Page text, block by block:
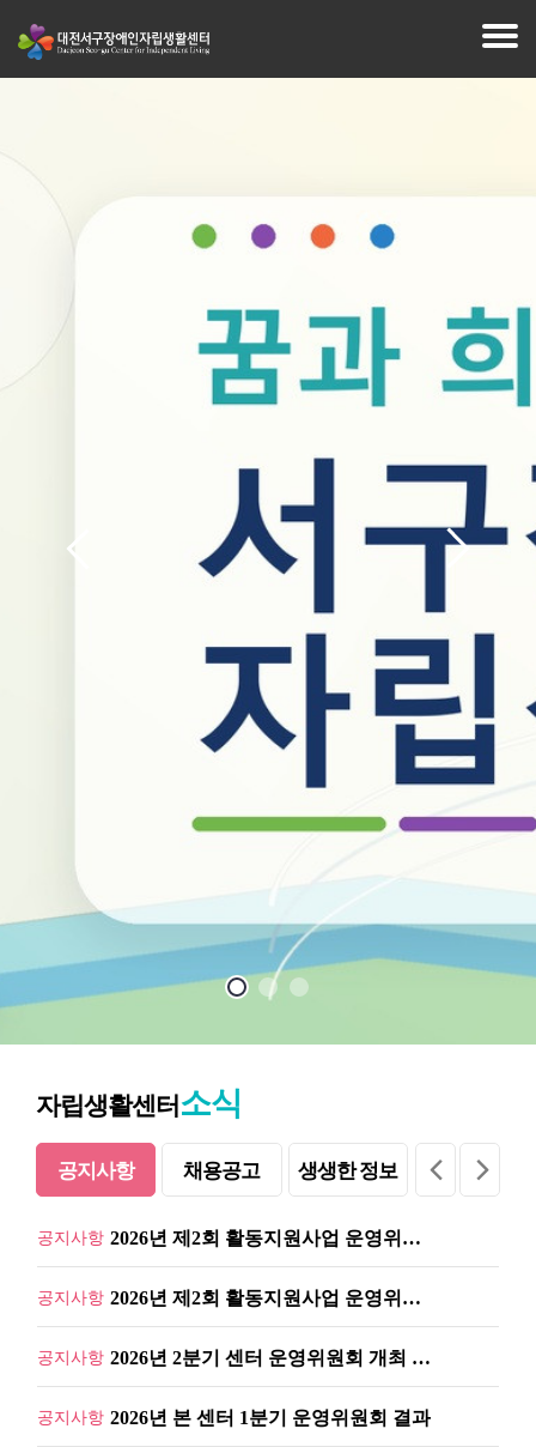
자립생활센터소식
공지사항
공지사항
공지사항 2026년 제2회 활동지원사업 운영위원회 결과…
공지사항 2026년 제2회 활동지원사업 운영위원회 소집…
공지사항 2026년 2분기 센터 운영위원회 개최 알림
공지사항 2026년 본 센터 1분기 운영위원회 결과
채용공고 생생한 정보
통